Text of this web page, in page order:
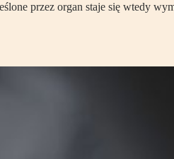
przez organ staje się wtedy